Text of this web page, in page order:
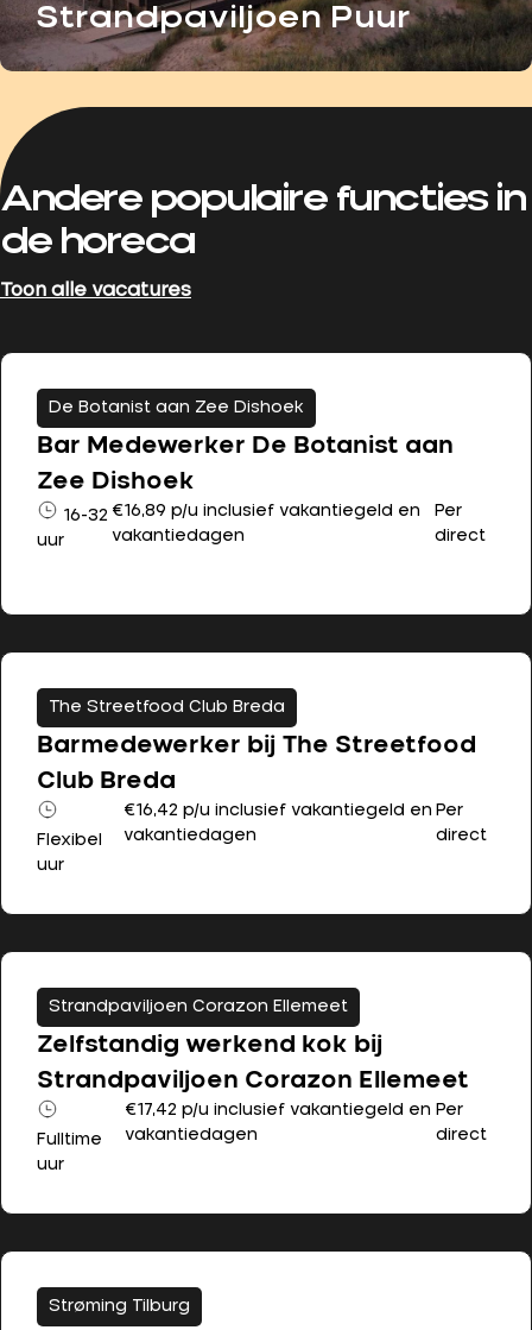
Strandpaviljoen Puur
Andere populaire functies in
de horeca
Toon alle vacatures
De Botanist aan Zee Dishoek
Bar Medewerker De Botanist aan
Zee Dishoek
16-32
uur
€16,89 p/u inclusief vakantiegeld en
vakantiedagen
Per
direct
The Streetfood Club Breda
Barmedewerker bij The Streetfood
Club Breda
Flexibel
uur
€16,42 p/u inclusief vakantiegeld en
vakantiedagen
Per
direct
Strandpaviljoen Corazon Ellemeet
Zelfstandig werkend kok bij
Strandpaviljoen Corazon Ellemeet
Fulltime
uur
€17,42 p/u inclusief vakantiegeld en
vakantiedagen
Per
direct
Strøming Tilburg